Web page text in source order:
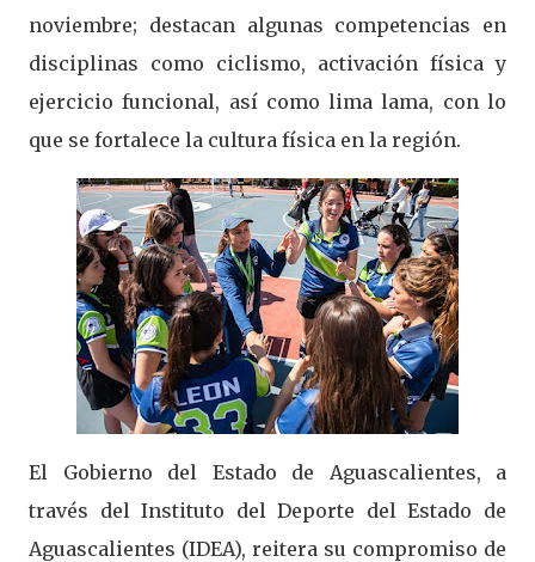
noviembre; destacan algunas competencias en
disciplinas como ciclismo, activación física y
ejercicio funcional, así como lima lama, con lo
que se fortalece la cultura física en la región.
El Gobierno del Estado de Aguascalientes, a
través del Instituto del Deporte del Estado de
Aguascalientes (IDEA), reitera su compromiso de